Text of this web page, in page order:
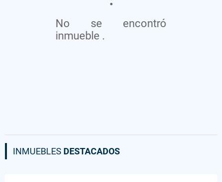
No se encontró
inmueble .
INMUEBLES DESTACADOS